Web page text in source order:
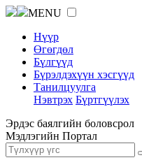
MENU
Нүүр
Өгөгдөл
Бүлгүүд
Бүрэлдэхүүн хэсгүүд
Танилцуулга
Нэвтрэх Бүртгүүлэх
Эрдэс баялгийн боловсрол
Мэдлэгийн Портал